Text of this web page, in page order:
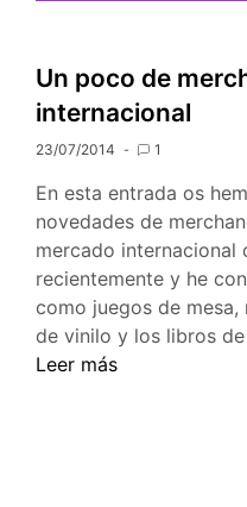
Un poco de
internacional
23/07/2014 1
En esta entrada os
novedades de
mercado internacional
recientemente y he
como juegos de
de vinilo y los libros
Leer más